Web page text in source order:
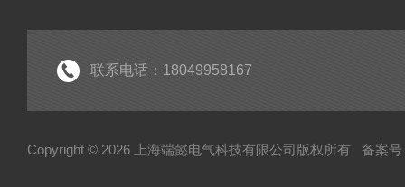
联系电话：18049958167
Copyright © 2026 上海端懿电气科技有限公司版权所有 备案号